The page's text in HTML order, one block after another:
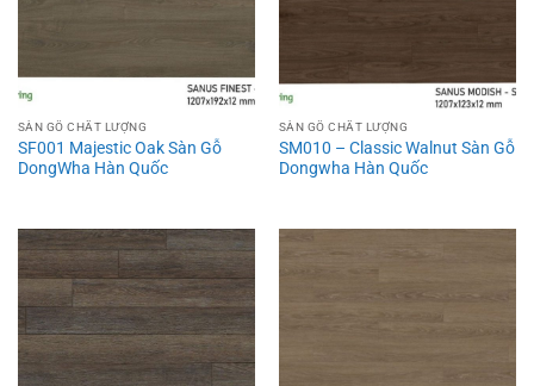
SÀN GỖ CHẤT LƯỢNG
SF001 Majestic Oak Sàn Gỗ
DongWha Hàn Quốc
SÀN GỖ CHẤT LƯỢNG
SM010 – Classic Walnut Sàn Gỗ
Dongwha Hàn Quốc